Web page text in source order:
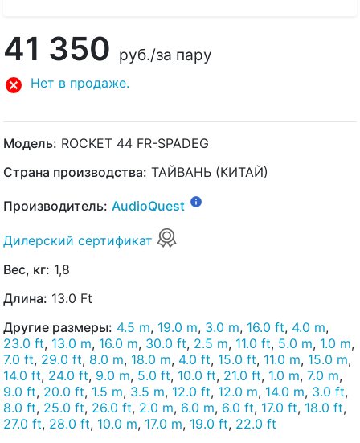
41 350 руб./за пару
Нет в продаже.
Модель: ROCKET 44 FR-SPADEG
Страна производства: ТАЙВАНЬ (КИТАЙ)
Производитель: AudioQuest
Дилерский сертификат
Вес, кг: 1,8
Длина: 13.0 Ft
Другие размеры: 4.5 m, 19.0 m, 3.0 m, 16.0 ft, 4.0 m,
23.0 ft, 13.0 m, 16.0 m, 30.0 ft, 2.5 m, 11.0 ft, 5.0 m, 1.0 m,
7.0 ft, 29.0 ft, 8.0 m, 18.0 m, 4.0 ft, 15.0 ft, 11.0 m, 15.0 m,
14.0 ft, 24.0 ft, 9.0 m, 5.0 ft, 10.0 ft, 21.0 ft, 1.0 m, 7.0 m,
9.0 ft, 20.0 ft, 1.5 m, 3.5 m, 12.0 ft, 12.0 m, 14.0 m, 3.0 ft,
8.0 ft, 25.0 ft, 26.0 ft, 2.0 m, 6.0 m, 6.0 ft, 17.0 ft, 18.0 ft,
27.0 ft, 28.0 ft, 10.0 m, 17.0 m, 19.0 ft, 22.0 ft